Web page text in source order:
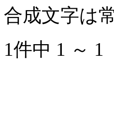
合成文字は
1件中 1 ～ 1